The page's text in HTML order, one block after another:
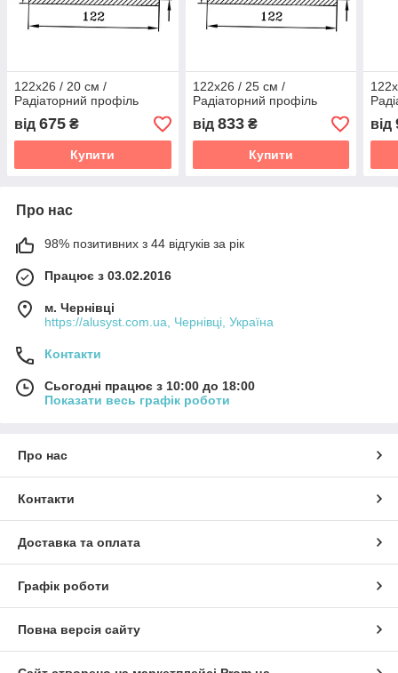
122x26 / 20 см /
Радіаторний профіль
від 675 ₴
Купити
122x26 / 25 см /
Радіаторний профіль
від 833₴
Купити
від
Про нас
98% позитивних з 44 відгуків за рік
Працює з 03.02.2016
м. Чернівці
https://alusyst.com.ua, Чернівці, Україна
Контакти
Сьогодні працює з 10:00 до 18:00
Показати весь графік роботи
Про нас
Контакти
Доставка та оплата
Графік роботи
Повна версія сайту